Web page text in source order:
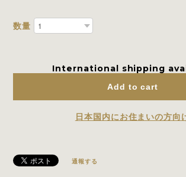
数量
International shipping
Add to cart
日本国内にお住まいの方向
通報する